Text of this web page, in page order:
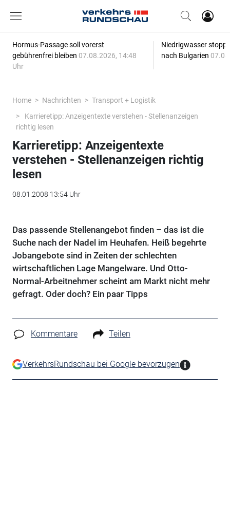
Hormus-Passage soll vorerst
gebührenfrei bleiben 07.08.2026, 14:48
Uhr
Niedrigwasser
nach Bulgarien
Home Nachrichten
Transport + Logistik
Karrieretipp: Anzeigentexte verstehen - Stellenanzeigen
richtig lesen
Karrieretipp: Anzeigentexte
verstehen - Stellenanzeigen richtig
lesen
08.01.2008 13:54 Uhr
Das passende Stellenangebot finden – das ist die
Suche nach der Nadel im Heuhafen. Heiß begehrte
Jobangebote sind in Zeiten der schlechten
wirtschaftlichen Lage Mangelware. Und Otto-
Normal-Arbeitnehmer scheint am Markt nicht mehr
gefragt. Oder doch? Ein paar Tipps
Kommentare Teilen
VerkehrsRundschau bei Google bevorzugen